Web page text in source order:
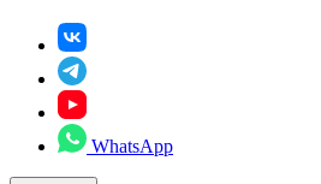
WhatsApp